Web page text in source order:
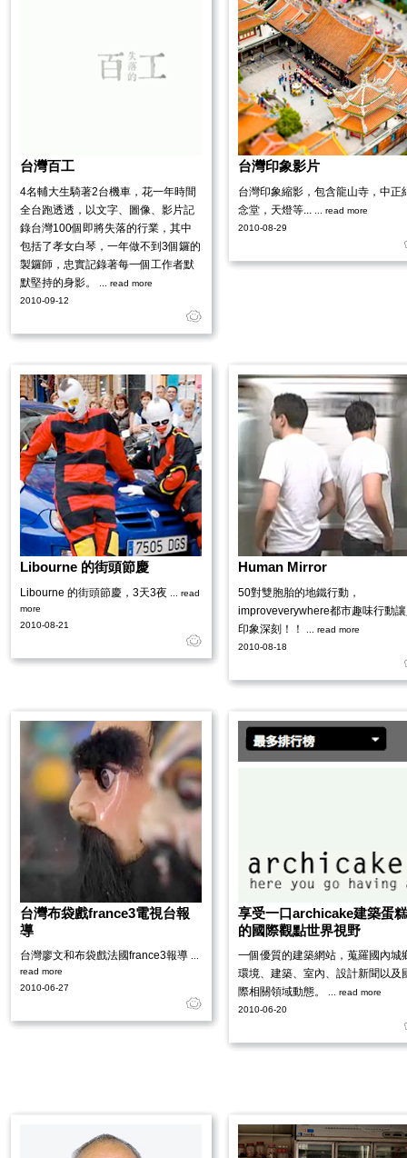
台灣百工
4名輔大生騎著2台機車，花一年時間
全台跑透透，以文字、圖像、影片記
錄台灣100個即將失落的行業，其中
包括了孝女白琴，一年做不到3個鑼的
製鑼師，忠實記錄著每一個工作者默
默堅持的身影。
... read more
2010-09-12
台灣印象影片
台灣印象縮影，包含龍山寺，中正
念堂，天燈等...
... read more
2010-08-29
Libourne 的街頭節慶
Libourne 的街頭節慶，3天3夜
... read
more
2010-08-21
Human Mirror
50對雙胞胎的地鐵行動，
improveverywhere都市趣味行動
印象深刻！！
... read more
2010-08-18
台灣布袋戲france3電視台報
導
台灣廖文和布袋戲法國france3報導
read more
2010-06-27
享受一口archicake建築蛋糕
的國際觀點世界視野
一個優質的建築網站，蒐羅國內城
環境、建築、室內、設計新聞以及
際相關領域動態。
... read more
2010-06-20